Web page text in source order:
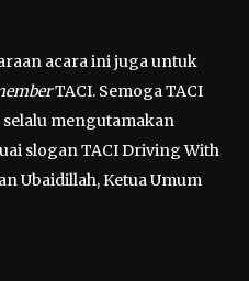
acara ini juga untuk
TACI. Semoga TACI
selalu mengutamakan
slogan TACI Driving With
Ubaidillah, Ketua Umum